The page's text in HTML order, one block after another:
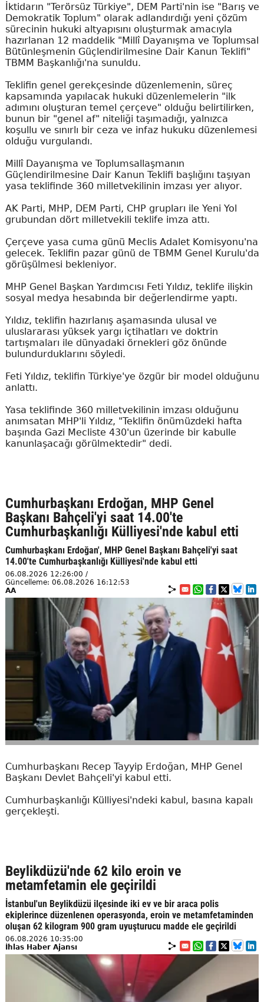
İktidarın "Terörsüz Türkiye", DEM Parti'nin ise "Barış ve
Demokratik Toplum" olarak adlandırdığı yeni çözüm
sürecinin hukuki altyapısını oluşturmak amacıyla
hazırlanan 12 maddelik "Millî Dayanışma ve Toplumsal
Bütünleşmenin Güçlendirilmesine Dair Kanun Teklifi"
TBMM Başkanlığı'na sunuldu.
Teklifin genel gerekçesinde düzenlemenin, süreç
kapsamında yapılacak hukuki düzenlemelerin "ilk
adımını oluşturan temel çerçeve" olduğu belirtilirken,
bunun bir "genel af" niteliği taşımadığı, yalnızca
koşullu ve sınırlı bir ceza ve infaz hukuku düzenlemesi
olduğu vurgulandı.
Millî Dayanışma ve Toplumsallaşmanın
Güçlendirilmesine Dair Kanun Teklifi başlığını taşıyan
yasa teklifinde 360 milletvekilinin imzası yer alıyor.
AK Parti, MHP, DEM Parti, CHP grupları ile Yeni Yol
grubundan dört milletvekili teklife imza attı.
Çerçeve yasa cuma günü Meclis Adalet Komisyonu'na
gelecek. Teklifin pazar günü de TBMM Genel Kurulu'da
görüşülmesi bekleniyor.
MHP Genel Başkan Yardımcısı Feti Yıldız, teklife ilişkin
sosyal medya hesabında bir değerlendirme yaptı.
Yıldız, teklifin hazırlanış aşamasında ulusal ve
uluslararası yüksek yargı içtihatları ve doktrin
tartışmaları ile dünyadaki örnekleri göz önünde
bulundurduklarını söyledi.
Feti Yıldız, teklifin Türkiye'ye özgür bir model olduğunu
anlattı.
Yasa teklifinde 360 milletvekilinin imzası olduğunu
anımsatan MHP'li Yıldız, "Teklifin önümüzdeki hafta
başında Gazi Mecliste 430'un üzerinde bir kabulle
kanunlaşacağı görülmektedir" dedi.
Cumhurbaşkanı Erdoğan, MHP Genel
Başkanı Bahçeli'yi saat 14.00'te
Cumhurbaşkanlığı Külliyesi'nde kabul etti
Cumhurbaşkanı Erdoğan', MHP Genel Başkanı Bahçeli'yi saat
14.00'te Cumhurbaşkanlığı Külliyesi'nde kabul etti
06.08.2026 12:26:00 /
Güncelleme: 06.08.2026 16:12:53
AA
Cumhurbaşkanı Recep Tayyip Erdoğan, MHP Genel
Başkanı Devlet Bahçeli'yi kabul etti.
Cumhurbaşkanlığı Külliyesi'ndeki kabul, basına kapalı
gerçekleşti.
Beylikdüzü'nde 62 kilo eroin ve
metamfetamin ele geçirildi
İstanbul'un Beylikdüzü ilçesinde iki ev ve bir araca polis
ekiplerince düzenlenen operasyonda, eroin ve metamfetaminden
oluşan 62 kilogram 900 gram uyuşturucu madde ele geçirildi
06.08.2026 10:35:00
İhlas Haber Ajansı